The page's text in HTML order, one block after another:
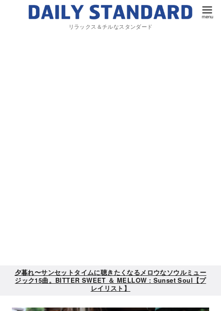
リラックス＆チルなスタンダード
夕暮れ〜サンセットタイムに聴きたくなるメロウなソウルミュー
ジック15曲。BITTER SWEET ＆ MELLOW : Sunset Soul【プ
レイリスト】